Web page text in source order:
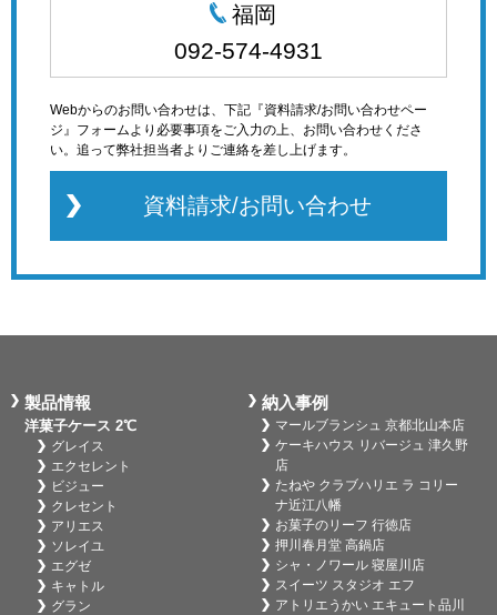
福岡
092-574-4931
Webからのお問い合わせは、下記『資料請求/お問い合わせペー
ジ』フォームより必要事項をご入力の上、お問い合わせくださ
い。追って弊社担当者よりご連絡を差し上げます。
資料請求/お問い合わせ
製品情報
洋菓子ケース 2℃
グレイス
エクセレント
ビジュー
クレセント
アリエス
ソレイユ
エグゼ
キャトル
グラン
納入事例
マールブランシュ 京都北山本店
ケーキハウス リバージュ 津久野
店
たねや クラブハリエ ラ コリー
ナ近江八幡
お菓子のリーフ 行徳店
押川春月堂 高鍋店
シャ・ノワール 寝屋川店
スイーツ スタジオ エフ
アトリエうかい エキュート品川